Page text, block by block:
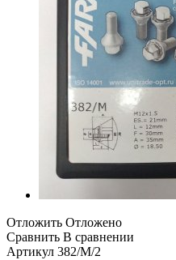
Отложить Отложено
Сравнить В сравнении
Артикул 382/M/2